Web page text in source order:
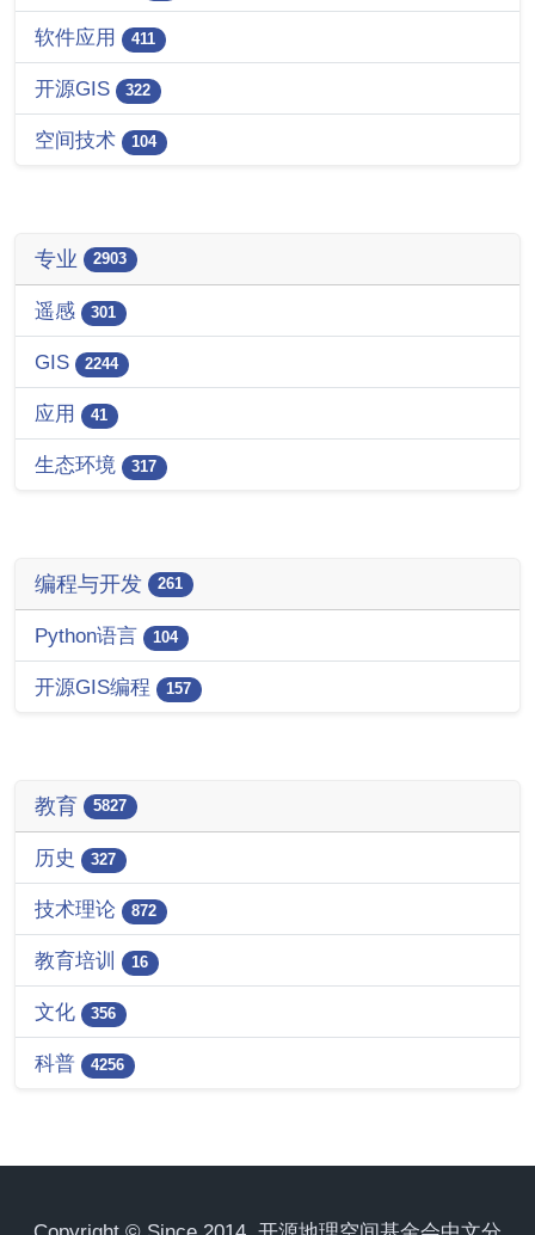
软件应用 411
开源GIS 322
空间技术 104
专业 2903
遥感 301
GIS 2244
应用 41
生态环境 317
编程与开发 261
Python语言 104
开源GIS编程 157
教育 5827
历史 327
技术理论 872
教育培训 16
文化 356
科普 4256